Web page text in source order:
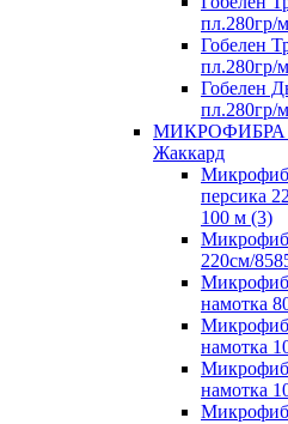
пл.280гр/
Гобелен
пл.280гр/
Гобелен
пл.280гр/
МИКРОФИБРА
Жаккард
персика
100 м (3)
220см/
намотка
намотка
намотка